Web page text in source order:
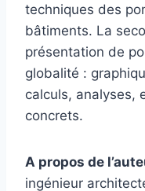
techniques des
bâtiments. La
présentation de
globalité :
calculs, analyses,
concrets.
A propos de
ingénieur